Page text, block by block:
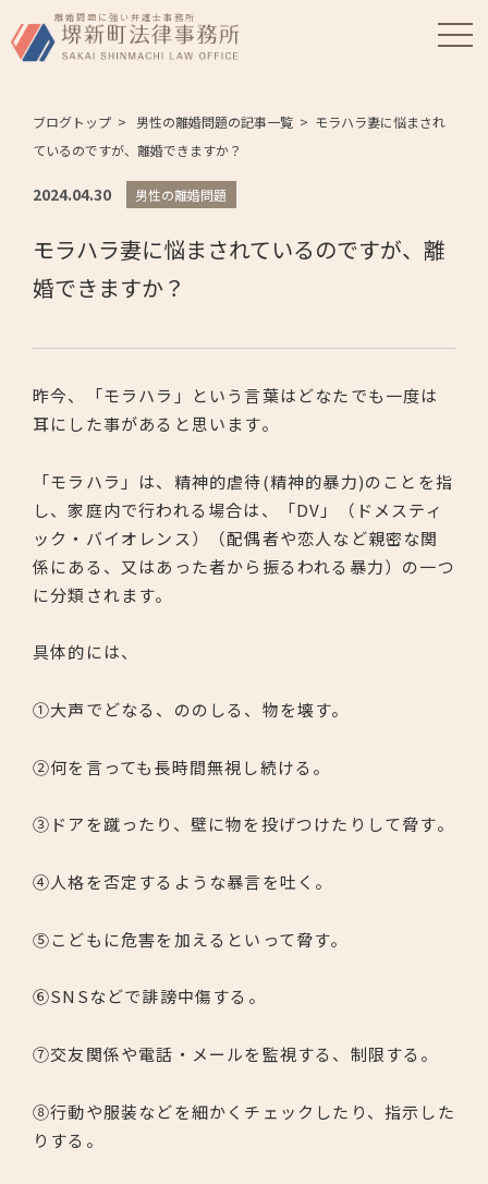
離婚問題に強い弁護士事務所
ブログトップ 男性の離婚問題の記事一覧
モラハラ妻に悩まされ
ているのですが、離婚できますか？
2024.04.30 男性の離婚問題
モラハラ妻に悩まされているのですが、離
婚できますか？
昨今、「モラハラ」という言葉はどなたでも一度は
耳にした事があると思います。
「モラハラ」は、精神的虐待(精神的暴力)のことを指
し、家庭内で行われる場合は、「DV」（ドメスティ
ック・バイオレンス）（配偶者や恋人など親密な関
係にある、又はあった者から振るわれる暴力）の一つ
に分類されます。
具体的には、
①大声でどなる、ののしる、物を壊す。
②何を言っても長時間無視し続ける。
③ドアを蹴ったり、壁に物を投げつけたりして脅す。
④人格を否定するような暴言を吐く。
⑤こどもに危害を加えるといって脅す。
⑥SNSなどで誹謗中傷する。
⑦交友関係や電話・メールを監視する、制限する。
⑧行動や服装などを細かくチェックしたり、指示した
りする。